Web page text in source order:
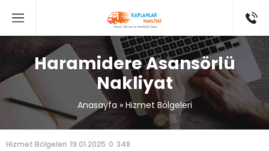
Haramidere Asansörlü
Nakliyat
Anasayfa» Hizmet Bölgeleri
Hizmet Bölgeleri 19.01.2025 0 348